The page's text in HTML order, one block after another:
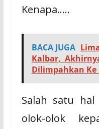
Kenapa…..
BACA JUGA
Kalbar,
Dilimpahkan Ke
Salah satu
olok-olok